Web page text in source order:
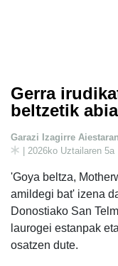
Gerra
beltzetik
Garazi Izagirre
| 2026ko Uztailaren 5a
'Goya beltza,
amildegi bat' izena
Donostiako San
laurogei estanpak
osatzen dute.